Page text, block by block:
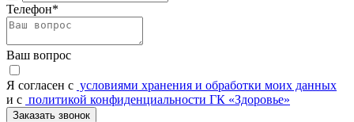
Телефон*
Ваш вопрос
Я согласен c условиями хранения и обработки моих данных
и с политикой конфиденциальности ГК «Здоровье»
Заказать звонок